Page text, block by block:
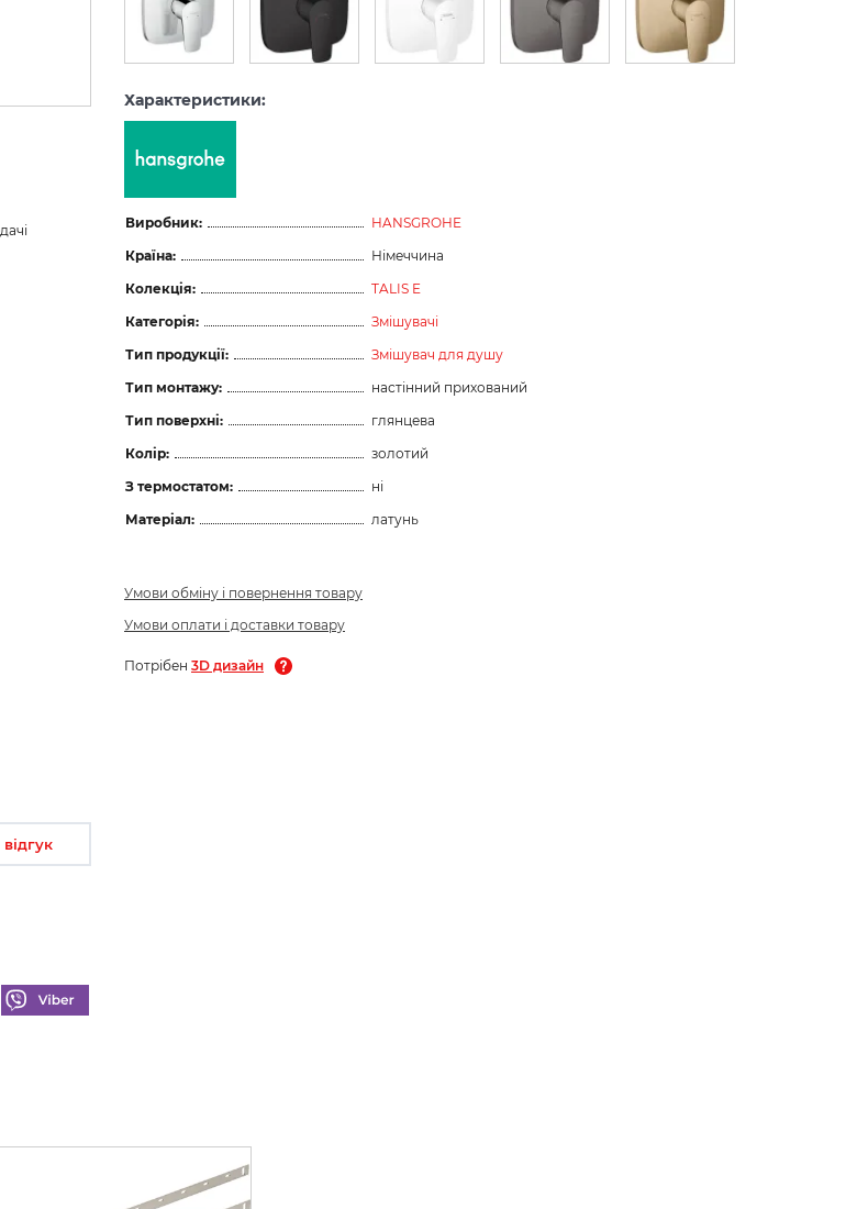
Характеристики:
Виробник:
HANSGROHE
Країна:
Німеччина
Колекція:
TALIS E
Категорія:
Змішувачі
Тип продукції:
Змішувач для душу
Тип монтажу:
настінний прихований
Тип поверхні:
глянцева
Колір:
золотий
З термостатом:
ні
Матеріал:
латунь
Умови обміну і повернення товару
Умови оплати і доставки товару
Потрібен 3D дизайн